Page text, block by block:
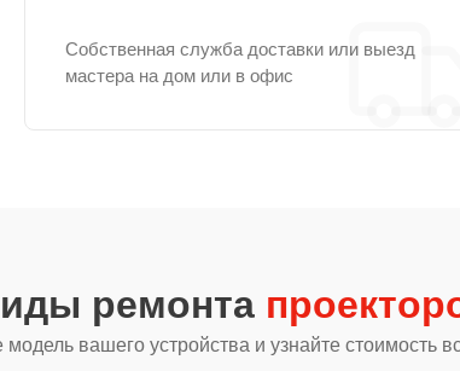
Собственная служба доставки или выезд
мастера на дом или в офис
ремонта
вашего устройства и узнайте стоимость